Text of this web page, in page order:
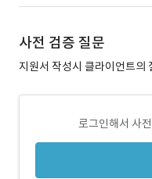
사전 검증 질문
지원서 작성시 클라이언트의
로그인해서 사